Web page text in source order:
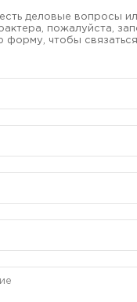
деловые вопросы
пожалуйста,
чтобы связаться